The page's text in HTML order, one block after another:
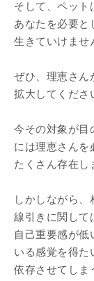
そして、ペット
あなたを必要と
生きていけませ
ぜひ、理恵さん
拡大してくださ
今その対象が目
には理恵さんを
たくさん存在し
しかしながら
線引きに関して
自己重要感が低
いる感覚を得た
依存させてしま